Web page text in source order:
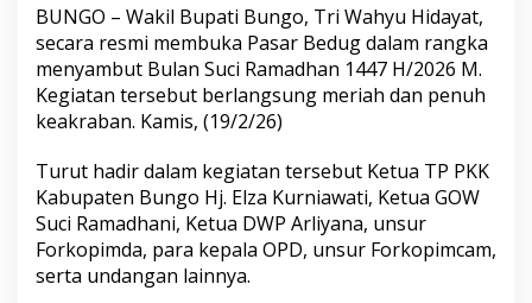
P
a
s
a
r
B
u
g
S
a
m
b
BUNGO – Wakil Bupati Bungo, Tri Wahyu Hidayat,
secara resmi membuka Pasar Bedug dalam rangka
menyambut Bulan Suci Ramadhan 1447 H/2026 M.
Kegiatan tersebut berlangsung meriah dan penuh
keakraban. Kamis, (19/2/26)
Turut hadir dalam kegiatan tersebut Ketua TP PKK
Kabupaten Bungo Hj. Elza Kurniawati, Ketua GOW
Suci Ramadhani, Ketua DWP Arliyana, unsur
Forkopimda, para kepala OPD, unsur Forkopimcam,
serta undangan lainnya.